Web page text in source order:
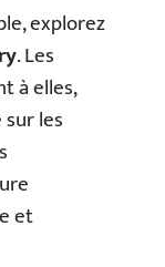
explorez
. Les
à elles,
les
et